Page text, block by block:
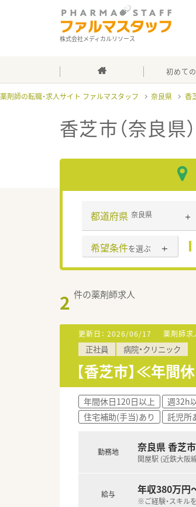
株式会社メディカルリソース
初めて
薬剤師の転職・求人サイト ファルマスタッフ 奈良県 香
香芝市（奈良県
都道府県 奈良県
希望条件を選ぶ
2 件の薬剤師求人
更新日： 2026/06/17 薬剤師求
正社員 病院・クリニック
【香芝市】≪年間
年間休日120日以上 週32h
住宅補助(手当)あり
託児所
勤務地 奈良県 香芝市
関屋駅 (近鉄大阪
給与 年収380万円
※ご経験・スキル